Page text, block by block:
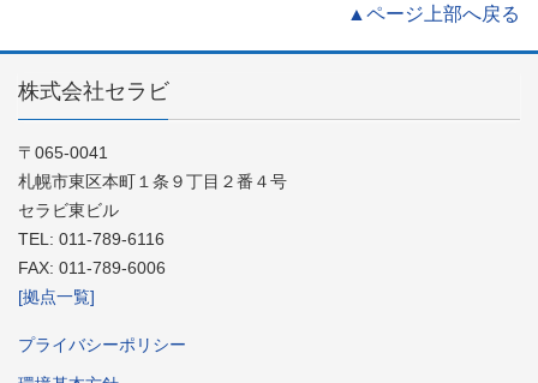
▲ページ上部へ戻る
株式会社セラビ
〒065-0041
札幌市東区本町１条９丁目２番４号
セラビ東ビル
TEL: 011-789-6116
FAX: 011-789-6006
[拠点一覧]
プライバシーポリシー